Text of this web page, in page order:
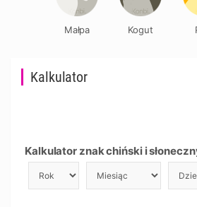
Kalkulator
Kalkulator znak chiński i
Małpa Kogut